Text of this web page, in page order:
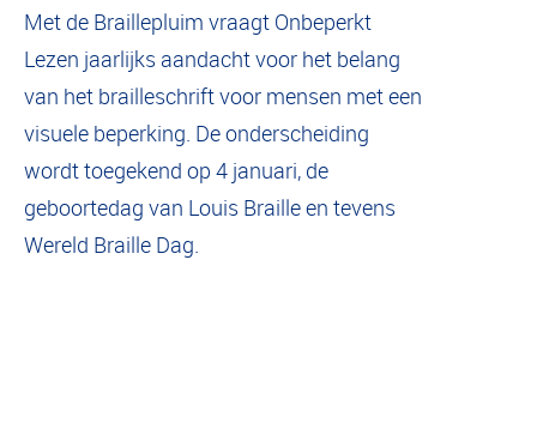
Met de Braillepluim vraagt Onbeperkt
Lezen jaarlijks aandacht voor het belang
van het brailleschrift voor mensen met een
visuele beperking. De onderscheiding
wordt toegekend op 4 januari, de
geboortedag van Louis Braille en tevens
Wereld Braille Dag.